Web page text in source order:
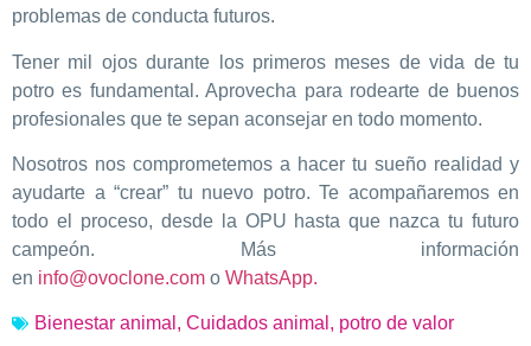
problemas de conducta futuros.
Tener mil ojos durante los primeros meses de vida de tu
potro es fundamental. Aprovecha para rodearte de buenos
profesionales que te sepan aconsejar en todo momento.
Nosotros nos comprometemos a hacer tu sueño realidad y
ayudarte a “crear” tu nuevo potro. Te acompañaremos en
todo el proceso, desde la OPU hasta que nazca tu futuro
campeón. Más información
en info@ovoclone.com o WhatsApp.
Bienestar animal , Cuidados animal , potro de valor